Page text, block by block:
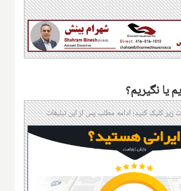
یا نگیریم؟
زیر کلیک کنید؛ ادامه مطلب پس از این تبلیغات